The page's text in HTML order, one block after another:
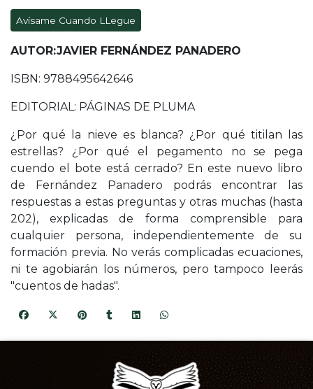
Avísame Cuando LLegue
AUTOR:JAVIER FERNÁNDEZ PANADERO
ISBN: 9788495642646
EDITORIAL: PÁGINAS DE PLUMA
¿Por qué la nieve es blanca? ¿Por qué titilan las
estrellas? ¿Por qué el pegamento no se pega
cuendo el bote está cerrado? En este nuevo libro
de Fernández Panadero podrás encontrar las
respuestas a estas preguntas y otras muchas (hasta
202), explicadas de forma comprensible para
cualquier persona, independientemente de su
formación previa. No verás complicadas ecuaciones,
ni te agobiarán los números, pero tampoco leerás
"cuentos de hadas".